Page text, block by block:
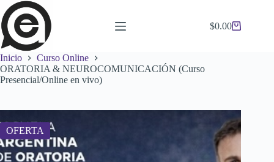
Saltar
al
contenido
Carro
$0.00
Inicio
Curso Online
ORATORIA & NEUROCOMUNICACIÓN (Curso
Presencial/Online en vivo)
OFERTA